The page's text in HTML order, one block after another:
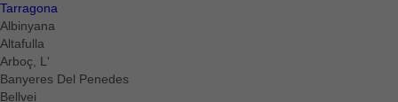
Tarragona
Albinyana
Altafulla
Arboç, L'
Banyeres Del Penedes
Bellvei